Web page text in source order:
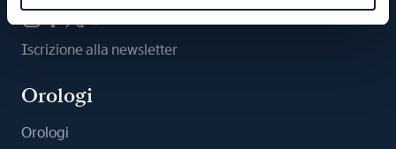
Iscrizione alla newsletter
Orologi
Orologi